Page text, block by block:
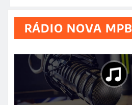
RÁDIO NOVA MPB